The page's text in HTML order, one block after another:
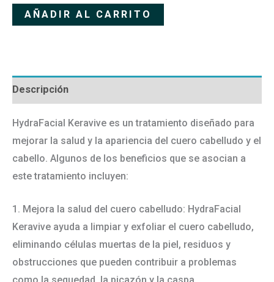
AÑADIR AL CARRITO
Descripción
HydraFacial Keravive es un tratamiento diseñado para
mejorar la salud y la apariencia del cuero cabelludo y el
cabello. Algunos de los beneficios que se asocian a
este tratamiento incluyen:
1. Mejora la salud del cuero cabelludo: HydraFacial
Keravive ayuda a limpiar y exfoliar el cuero cabelludo,
eliminando células muertas de la piel, residuos y
obstrucciones que pueden contribuir a problemas